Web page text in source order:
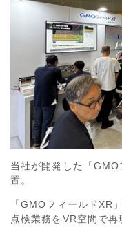
当社が開発した「
置。
「GMOフィールドXR
点検業務をVR空間で